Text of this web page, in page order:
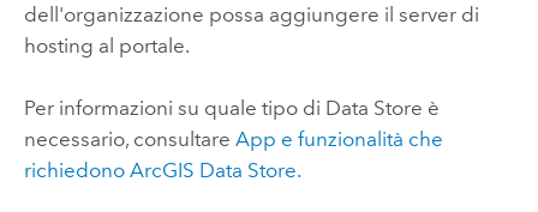
dell'organizzazione possa aggiungere il server di
hosting al portale.
Per informazioni su quale tipo di Data Store è
necessario, consultare App e funzionalità che
richiedono ArcGIS Data Store.